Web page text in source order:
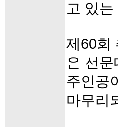
고 있
제60회
은 선
주인공
마무리